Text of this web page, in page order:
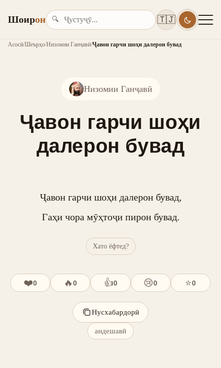
Шоирон 🔍 🇹🇯
Асосӣ/Шеърҳо/Низомии Ганҷавӣ/Ҷавон гарчи шоҳи далерон бувад
Низомии Ганҷавӣ
Ҷавон гарчи шоҳи
далерон бувад
Ҷавон гарчи шоҳи далерон бувад,
Гаҳи чора мӯҳтоҷи пирон бувад.
Хато ёфтед?
❤️0 🔥0 👍0 😢0 ⭐0
Нусхабардорӣ
андешавӣ